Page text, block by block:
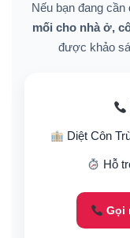
Nếu bạn đang cần
mối cho nhà ở,
được khảo
Diệt Côn
Hỗ
Gọi